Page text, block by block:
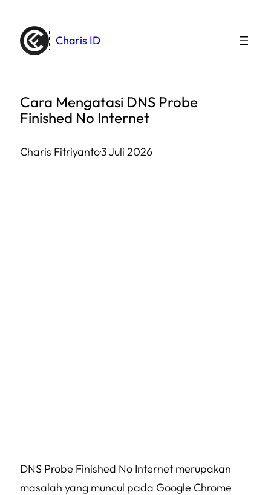
konten
Charis ID
Cara Mengatasi DNS Probe
Finished No Internet
Charis Fitriyanto·3 Juli 2026
DNS Probe Finished No Internet merupakan
masalah yang muncul pada Google Chrome